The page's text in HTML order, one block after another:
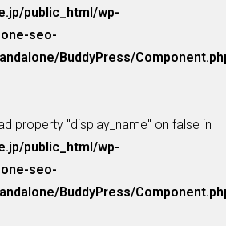
public_html/wp-
seo-
BuddyPress/
property "display_name" on false in
public_html/wp-
seo-
BuddyPress/